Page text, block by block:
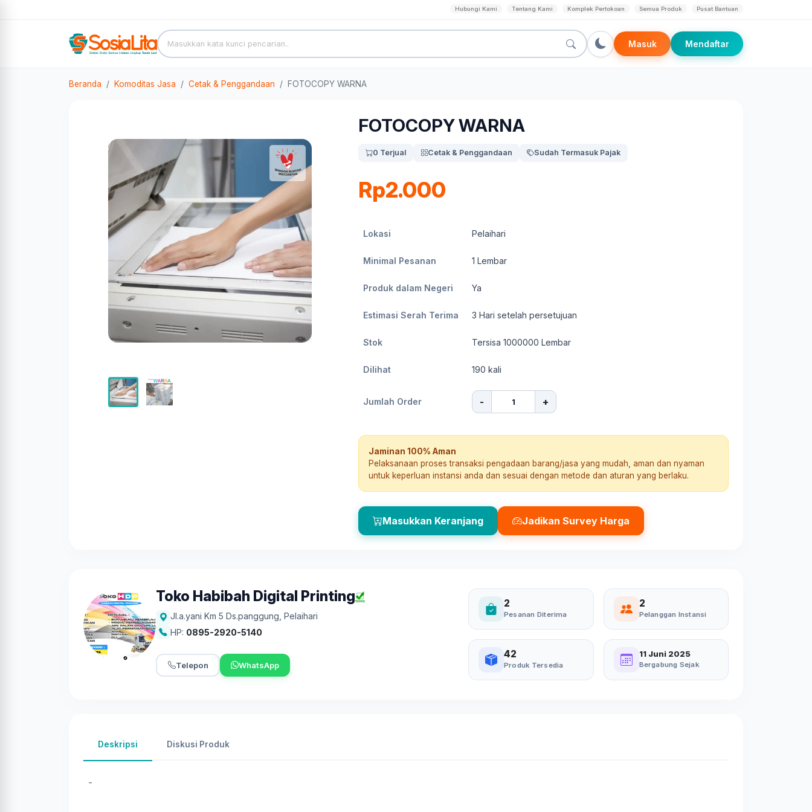
Hubungi Kami Tentang Kami Komplek Pertokoan Semua Produk Pusat Bantuan
Masuk Mendaftar
Beranda Komoditas Jasa Cetak & Penggandaan FOTOCOPY WARNA
FOTOCOPY WARNA
0 Terjual Cetak & Penggandaan Sudah Termasuk Pajak
Rp2.000
Lokasi Pelaihari
Minimal Pesanan 1 Lembar
Produk dalam Negeri Ya
Estimasi Serah Terima 3 Hari setelah persetujuan
Stok Tersisa 1000000 Lembar
Dilihat 190 kali
Jumlah Order - +
Jaminan 100% Aman
Pelaksanaan proses transaksi pengadaan barang/jasa yang mudah, aman dan nyaman
untuk keperluan instansi anda dan sesuai dengan metode dan aturan yang berlaku.
Masukkan Keranjang Jadikan Survey Harga
Toko Habibah Digital Printing
Jl.a.yani Km 5 Ds.panggung Pelaihari
HP: 0895-2920-5140
Telepon WhatsApp
2
Pesanan Diterima
2
Pelanggan Instansi
42
Produk Tersedia
11 Juni 2025
Bergabung Sejak
Deskripsi Diskusi Produk
-